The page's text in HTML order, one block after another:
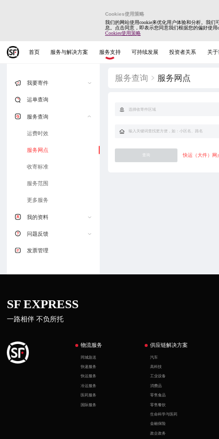
Cookies使用策略
我们的网站使用cookie来优化用户体验和分析。我们
息。点击同意，即表示您同意我们根据您的偏好使用
Cookies使用策略
首页 服务与解决方案 服务支持 可持续发展 投资者关系 关
我要寄件
寄快递
批量寄
寄大件(20kg+)
二维码寄件
同城急送
寄港澳台
寄国际
运单查询
服务查询
运费时效
服务网点
收寄标准
服务范围
更多服务
我的资料
个人信息
地址簿
问题反馈
我有建议
发票管理
服务查询 服务网点
查询 快运（大件）网
SF EXPRESS
一路相伴 不负所托
物流服务
同城急送
快递服务
快运服务
冷运服务
医药服务
国际服务
供应链解决方案
汽车
高科技
工业设备
消费品
零售食品
零售餐饮
生命科学与医药
金融保险
政企政务